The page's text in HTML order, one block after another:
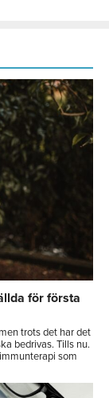
för första
trots det har det
bedrivas. Tills nu.
som